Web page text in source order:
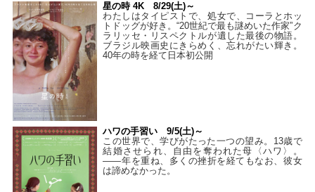
星の時 4K 8/29(土)～
わたしはタイピストで、処⼥で、コーラとホッ
トドッグが好き。“20世紀で最も謎めいた作家”ク
ラリッセ・リスペクトルが遺した最後の物語。
ブラジル映画史にきらめく、忘れがたい輝き。
40年の時を経て⽇本初公開
ハワの手習い 9/5(土)～
この世界で、学びがたった一つの望み。13歳で
結婚させられ、自由を奪われた母〈ハワ〉。
——年を重ね、多くの挫折を経てもなお、彼女
は諦めなかった。